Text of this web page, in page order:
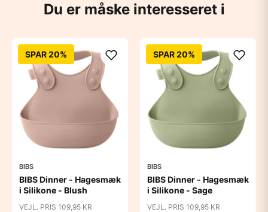
Du er måske interesseret i
SPAR 20%
BIBS
BIBS Dinner - Hagesmæk
i Silikone - Blush
VEJL. PRIS 109,95 KR
SPAR 20%
BIBS
BIBS Dinner - Hagesmæk
i Silikone - Sage
VEJL. PRIS 109,95 KR